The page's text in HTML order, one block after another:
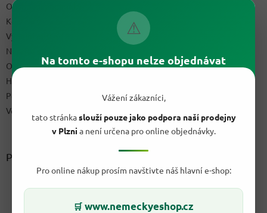
⚠
Na tomto e-shopu nelze objednávat
Vážení zákazníci,
tato stránkaslouží pouze jako podpora naší prodejny
v Plznia není určena pro online objednávky.
Pro online nákup prosím navštivte náš hlavní e-shop:
🛒 www.nemeckyeshop.cz
Obchodní podmínky
Kontakty
Výdejní místo
Napište nám
Ochrana osobních údajů GDPR
Hodnocení obchodu
Podmínky uplatnění práv z vadného plnění a reklamační řád
Velkoobchod
Přijímáme online platby